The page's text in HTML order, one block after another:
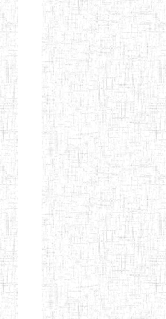
Etablissements
d'enseignement
normal
ENI
Chercher:
Effacer les filtres
Denomination
Type